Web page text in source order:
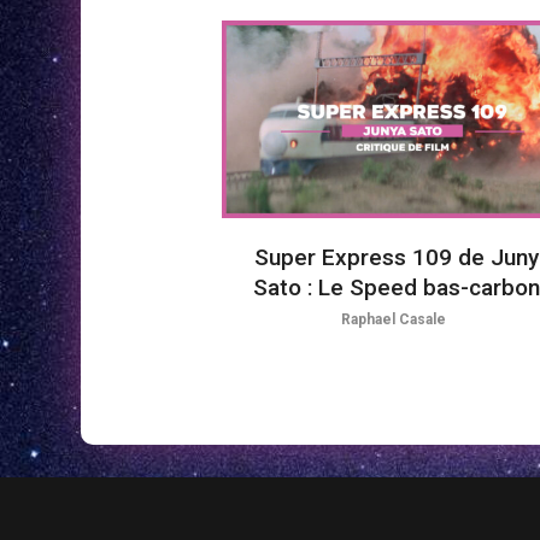
Super Express 109 de
Sato : Le Speed bas-
Raphael Casale